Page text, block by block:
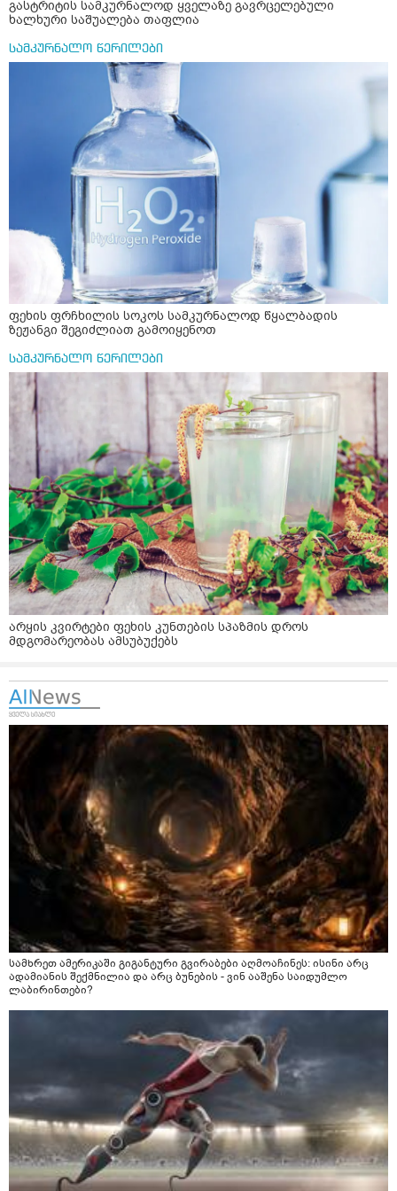
გასტრიტის სამკურნალოდ ყველაზე გავრცელებული
ხალხური საშუალება თაფლია
სამკურნალო წერილები
ფეხის ფრჩხილის სოკოს სამკურნალოდ წყალბადის
ზეჟანგი შეგიძლიათ გამოიყენოთ
სამკურნალო წერილები
არყის კვირტები ფეხის კუნთების სპაზმის დროს
მდგომარეობას ამსუბუქებს
სამხრეთ ამერიკაში გიგანტური გვირაბები აღმოაჩინეს: ისინი არც
ადამიანის შექმნილია და არც ბუნების - ვინ ააშენა საიდუმლო
ლაბირინთები?